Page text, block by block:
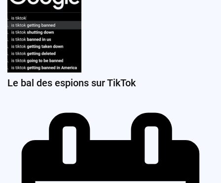
Le bal des espions sur TikTok